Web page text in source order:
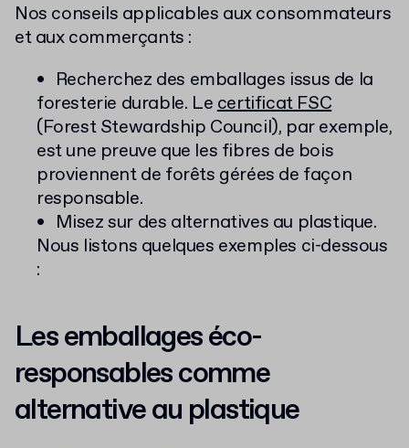
Nos conseils applicables aux consommateurs
et aux commerçants :
Recherchez des emballages issus de la
foresterie durable. Lecertificat FSC
(Forest Stewardship Council), par exemple,
est une preuve que les fibres de bois
proviennent de forêts gérées de façon
responsable.
Misez sur des alternatives au plastique.
Nous listons quelques exemples ci-dessous
:
Les emballages éco-
responsables comme
alternative au plastique